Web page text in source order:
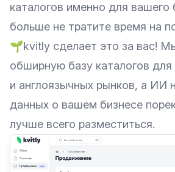
каталогов именно для вашего
больше не тратите время на
🌱kvitly сделает это за вас!
обширную базу каталогов
и англоязычных рынков, а ИИ
данных о вашем бизнесе
лучше всего разместиться.